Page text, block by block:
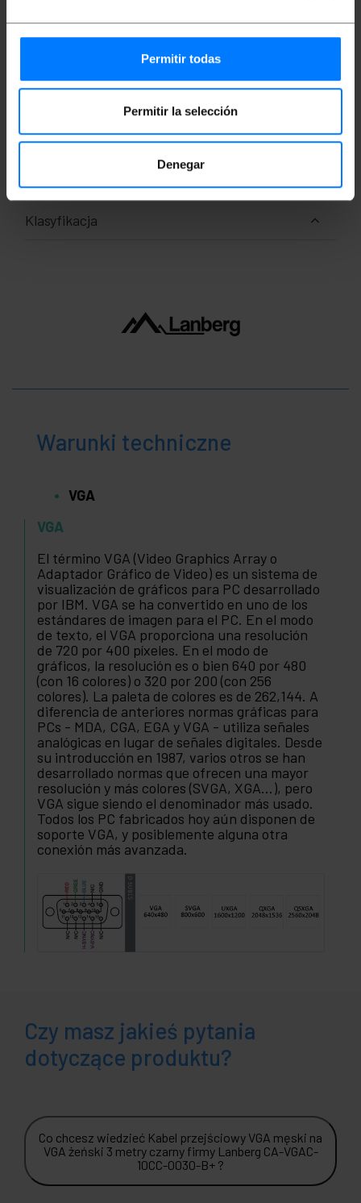
Permitir todas
Permitir la selección
Denegar
Kolor: Czarny.
Miary i wagi
Waga brutto: 292 g
Środki w pakiecie: 24.0 x 18.0 x 3.5 cm
Klasyfikacja
Warunki techniczne
VGA
VGA
El término VGA (Video Graphics Array o
Adaptador Gráfico de Video) es un sistema de
visualización de gráficos para PC desarrollado
por IBM. VGA se ha convertido en uno de los
estándares de imagen para el PC. En el modo
de texto, el VGA proporciona una resolución
de 720 por 400 píxeles. En el modo de
gráficos, la resolución es o bien 640 por 480
(con 16 colores) o 320 por 200 (con 256
colores). La paleta de colores es de 262,144. A
diferencia de anteriores normas gráficas para
PCs - MDA, CGA, EGA y VGA - utiliza señales
analógicas en lugar de señales digitales. Desde
su introducción en 1987, varios otros se han
desarrollado normas que ofrecen una mayor
resolución y más colores (SVGA, XGA...), pero
VGA sigue siendo el denominador más usado.
Todos los PC fabricados hoy aún disponen de
soporte VGA, y posiblemente alguna otra
conexión más avanzada.
Czy masz jakieś pytania
dotyczące produktu?
Co chcesz wiedzieć Kabel przejściowy VGA męski na
VGA żeński 3 metry czarny firmy Lanberg CA-VGAC-
10CC-0030-B+ ?